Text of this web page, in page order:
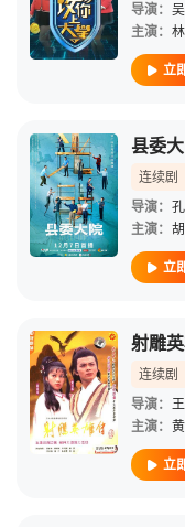
导演：
主演：
立
县委
连续剧
导演：
主演：
立
射雕
连续剧
导演：
主演：
立